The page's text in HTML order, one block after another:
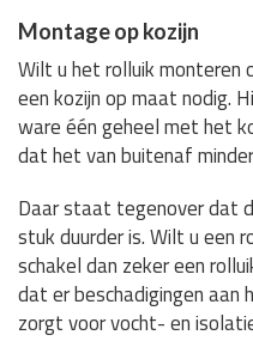
Montage op kozijn
Wilt u het rolluik monteren
een kozijn op maat nodig.
ware één geheel met het
dat het van buitenaf
Daar staat tegenover dat
stuk duurder is. Wilt u een
schakel dan zeker een
dat er beschadigingen
zorgt voor vocht- en